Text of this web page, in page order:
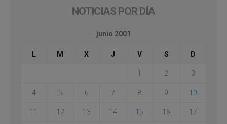
NOTICIAS POR DÍA
junio 2001
L M X J V S D
1 2 3
4 5 6 7 8 9 10
11 12 13 14 15 16 17